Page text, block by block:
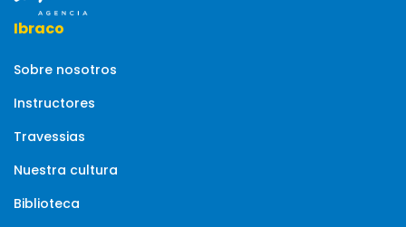
Ibraco
Sobre nosotros
Instructores
Travessias
Nuestra cultura
Biblioteca